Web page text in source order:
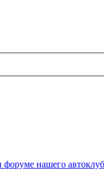
форуме нашего